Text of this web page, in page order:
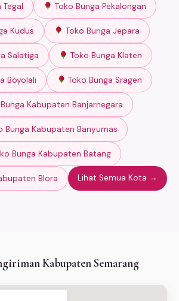
Tegal Toko Bunga Pekalongan
Kudus Toko Bunga Jepara
Salatiga Toko Bunga Klaten
Boyolali Toko Bunga Sragen
Kabupaten Banjarnegara
Bunga Kabupaten Banyumas
Bunga Kabupaten Batang
Blora Lihat Semua Kota →
Kabupaten Semarang